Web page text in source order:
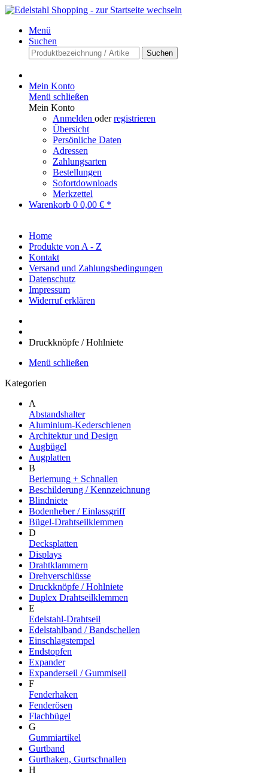
Menü
Suchen
Suchen
Mein Konto
Menü schließen
Mein Konto
Anmelden oderregistrieren
Übersicht
Persönliche Daten
Adressen
Zahlungsarten
Bestellungen
Sofortdownloads
Merkzettel
Warenkorb 0 0,00 € *
Home
Produkte von A - Z
Kontakt
Versand und Zahlungsbedingungen
Datenschutz
Impressum
Widerruf erklären
Druckknöpfe / Hohlniete
Menü schließen
Kategorien
A
Abstandshalter
Aluminium-Kederschienen
Architektur und Design
Augbügel
Augplatten
B
Beriemung + Schnallen
Beschilderung / Kennzeichnung
Blindniete
Bodenheber / Einlassgriff
Bügel-Drahtseilklemmen
D
Decksplatten
Displays
Drahtklammern
Drehverschlüsse
Druckknöpfe / Hohlniete
Duplex Drahtseilklemmen
E
Edelstahl-Drahtseil
Edelstahlband / Bandschellen
Einschlagstempel
Endstopfen
Expander
Expanderseil / Gummiseil
F
Fenderhaken
Fenderösen
Flachbügel
G
Gummiartikel
Gurtband
Gurthaken, Gurtschnallen
H